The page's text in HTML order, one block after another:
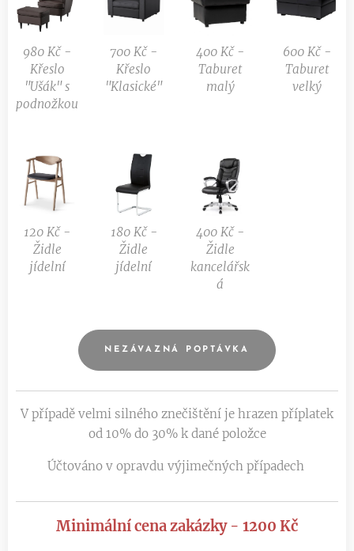
980 Kč -
Křeslo
"Ušák" s
podnožkou
700 Kč -
Křeslo
"Klasické"
400 Kč -
Taburet
malý
600 Kč -
Taburet
velký
120 Kč -
Židle
jídelní
180 Kč -
Židle
jídelní
400 Kč -
Židle
kancelářsk
á
NEZÁVAZNÁ POPTÁVKA
V případě velmi silného znečištění je hrazen příplatek
od 10% do 30% k dané položce
Účtováno v opravdu výjimečných případech
Minimální cena zakázky - 1200 Kč